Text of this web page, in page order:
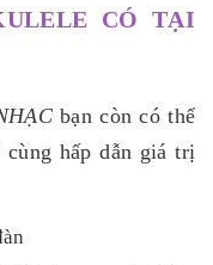
CÓ TẠI
bạn còn có thể
hấp dẫn giá trị